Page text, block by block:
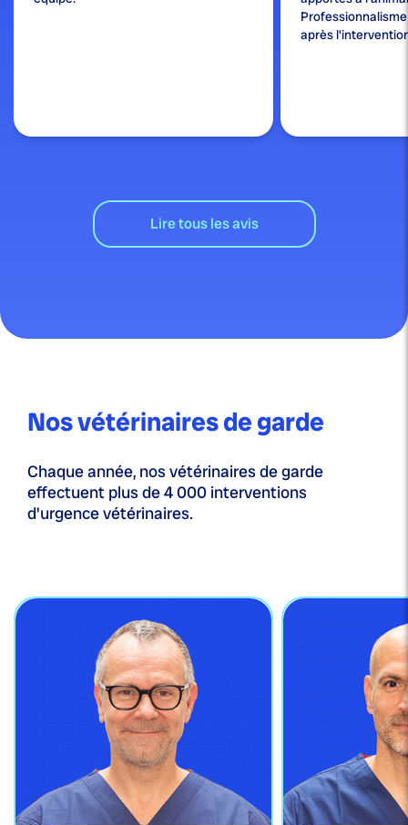
après
Lire tous les avis
Nos vétérinaires de garde
Chaque année, nos vétérinaires de garde
effectuent plus de 4 000 interventions
d'urgence vétérinaires.